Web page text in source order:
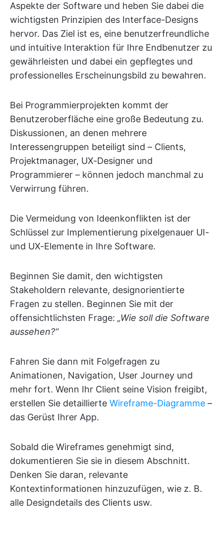
Aspekte der Software und heben Sie dabei die
wichtigsten Prinzipien des Interface-Designs
hervor. Das Ziel ist es, eine benutzerfreundliche
und intuitive Interaktion für Ihre Endbenutzer zu
gewährleisten und dabei ein gepflegtes und
professionelles Erscheinungsbild zu bewahren.
Bei Programmierprojekten kommt der
Benutzeroberfläche eine große Bedeutung zu.
Diskussionen, an denen mehrere
Interessengruppen beteiligt sind – Clients,
Projektmanager, UX-Designer und
Programmierer – können jedoch manchmal zu
Verwirrung führen.
Die Vermeidung von Ideenkonflikten ist der
Schlüssel zur Implementierung pixelgenauer UI-
und UX-Elemente in Ihre Software.
Beginnen Sie damit, den wichtigsten
Stakeholdern relevante, designorientierte
Fragen zu stellen. Beginnen Sie mit der
offensichtlichsten Frage: „Wie soll die Software
aussehen?“
Fahren Sie dann mit Folgefragen zu
Animationen, Navigation, User Journey und
mehr fort. Wenn Ihr Client seine Vision freigibt,
erstellen Sie detaillierte Wireframe-Diagramme –
das Gerüst Ihrer App.
Sobald die Wireframes genehmigt sind,
dokumentieren Sie sie in diesem Abschnitt.
Denken Sie daran, relevante
Kontextinformationen hinzuzufügen, wie z. B.
alle Designdetails des Clients usw.